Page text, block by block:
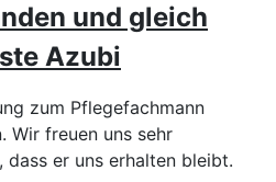
und gleich
Azubi
zum Pflegefachmann
Wir freuen uns sehr
er uns erhalten bleibt.